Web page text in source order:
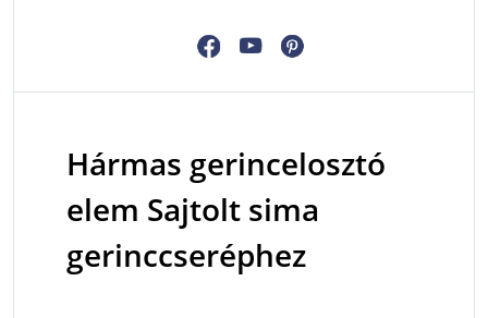
Hármas gerincelosztó
elem Sajtolt sima
gerinccseréphez